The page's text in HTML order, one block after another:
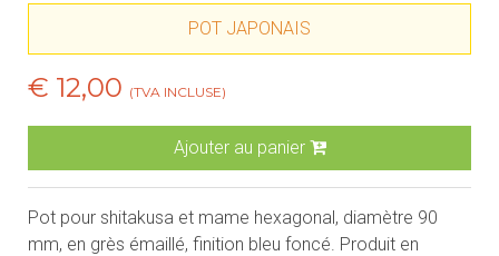
POT JAPONAIS
€ 12,00 (TVA INCLUSE)
Ajouter au panier
Pot pour shitakusa et mame hexagonal, diamètre 90
mm, en grès émaillé, finition bleu foncé. Produit en